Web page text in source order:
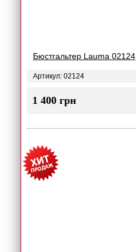
Бюстгальтер Lauma 02124
Артикул: 02124
1 400 грн